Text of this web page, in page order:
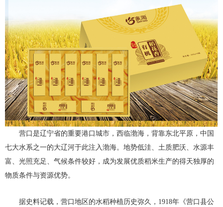
营口是辽宁省的重要港口城市，西临渤海，背靠东北平原，中国
七大水系之一的大辽河于此注入渤海。地势低洼、土质肥沃、水源丰
富、光照充足、气候条件较好，成为发展优质稻米生产的得天独厚的
物质条件与资源优势。
据史料记载，营口地区的水稻种植历史弥久，1918年《营口县公